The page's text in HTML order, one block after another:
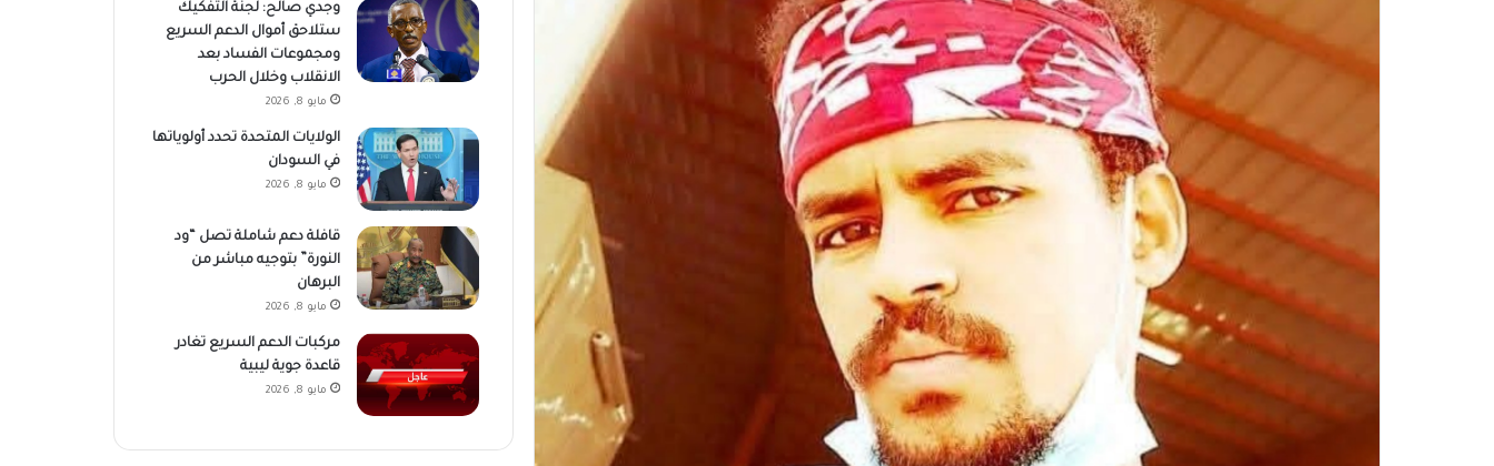
وجدي صالح: لجنة التفكيك
ستلاحق أموال الدعم السريع
ومجموعات الفساد بعد
الانقلاب وخلال الحرب
مايو 8, 2026
الولايات المتحدة تحدد أولوياتها
في السودان
مايو 8, 2026
قافلة دعم شاملة تصل “ود
النورة” بتوجيه مباشر من
البرهان
مايو 8, 2026
مركبات الدعم السريع تغادر
قاعدة جوية ليبية
مايو 8, 2026